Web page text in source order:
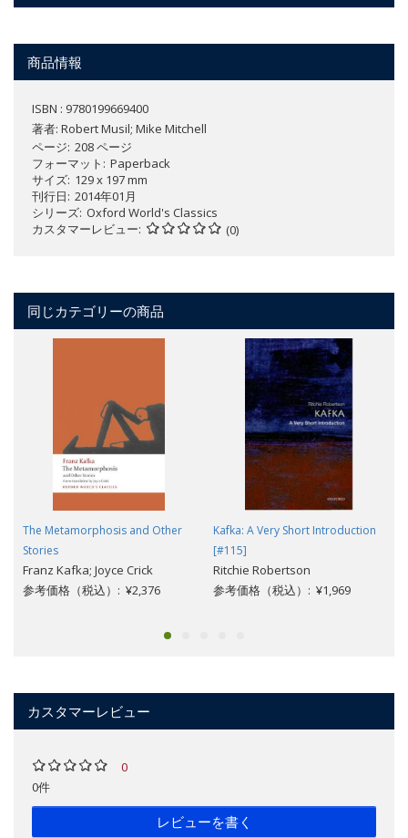
商品情報
ISBN : 9780199669400
著者: Robert Musil; Mike Mitchell
ページ 208 ページ
フォーマット
Paperback
サイズ 129 x 197 mm
刊行日 2014年01月
シリーズ Oxford World's Classics
カスタマーレビュー
(0)
同じカテゴリーの商品
The Metamorphosis and Other
Stories
Franz Kafka; Joyce Crick
参考価格（税込）: ¥2,376
Kafka: A Very Short Introduction
[#115]
Ritchie Robertson
参考価格（税込）: ¥1,969
カスタマーレビュー
0
0件
レビューを書く